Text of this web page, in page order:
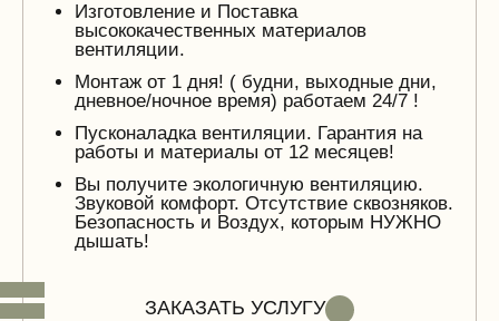
Изготовление и Поставка
высококачественных материалов
вентиляции.
Монтаж от 1 дня! ( будни, выходные дни,
дневное/ночное время) работаем 24/7 !
Пусконаладка вентиляции. Гарантия на
работы и материалы от 12 месяцев!
Вы получите экологичную вентиляцию.
Звуковой комфорт. Отсутствие сквозняков.
Безопасность и Воздух, которым НУЖНО
дышать!
ЗАКАЗАТЬ УСЛУГУ